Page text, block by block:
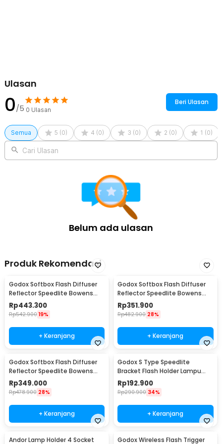
1 x Panduan Penggunaan
Ulasan
0/5 0 Ulasan
Beri Ulasan
Semua 5 (0) 4 (0) 3 (0) 2 (0) 1 (0)
Cari Ulasan
Belum ada ulasan
Produk Rekomendasi
Godox Softbox Flash Diffuser
Reflector Speedlite Bowens
Mount DSLR 80x80cm - SFUV
Rp443.300
Rp542.900 19%
+ Keranjang
Godox Softbox Flash Diffuser
Reflector Speedlite Bowens
Mount DSLR 60x60cm - SFUV
Rp351.900
Rp482.900 28%
+ Keranjang
Godox Softbox Flash Diffuser
Reflector Speedlite Bowens
Mount DSLR 50x50cm - SFUV
Rp349.000
Rp478.900 28%
+ Keranjang
Godox S Type Speedlite
Bracket Flash Holder Lampu
Kamera Bowens Mount
Rp192.900
Rp290.900 34%
+ Keranjang
Andor Lamp Holder 4 Socket Godox Wireless Flash Trigger